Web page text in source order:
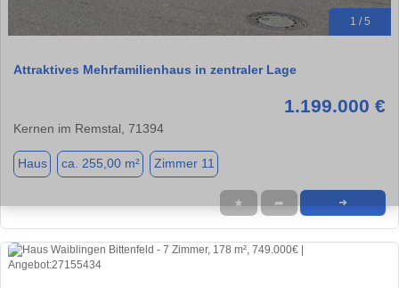
1 / 5
Attraktives Mehrfamilienhaus in zentraler Lage
1.199.000 €
Kernen im Remstal, 71394
Haus ca. 255,00 m² Zimmer 11
★ ➦ ➜